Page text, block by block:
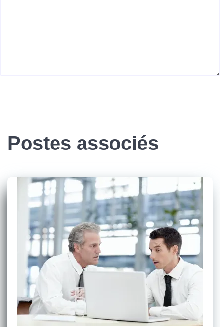
Postes associés